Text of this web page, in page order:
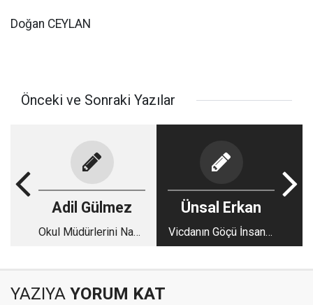
Doğan CEYLAN
Önceki ve Sonraki Yazılar
Adil Gülmez
Okul Müdürlerini Nasıl
Ünsal Erkan
Vicdanın Göçü İnsanın
Ölümüne Mersiyedir
YAZIYA YORUM KAT